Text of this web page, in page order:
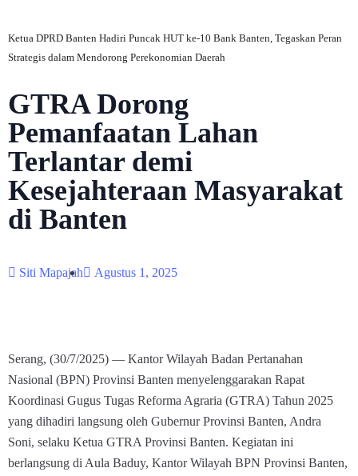
Ketua DPRD Banten Hadiri Puncak HUT ke-10 Bank Banten, Tegaskan Peran
Strategis dalam Mendorong Perekonomian Daerah
GTRA Dorong
Pemanfaatan Lahan
Terlantar demi
Kesejahteraan Masyarakat
di Banten
Siti Mapajah Agustus 1, 2025
Serang, (30/7/2025) — Kantor Wilayah Badan Pertanahan
Nasional (BPN) Provinsi Banten menyelenggarakan Rapat
Koordinasi Gugus Tugas Reforma Agraria (GTRA) Tahun 2025
yang dihadiri langsung oleh Gubernur Provinsi Banten, Andra
Soni, selaku Ketua GTRA Provinsi Banten. Kegiatan ini
berlangsung di Aula Baduy, Kantor Wilayah BPN Provinsi Banten,